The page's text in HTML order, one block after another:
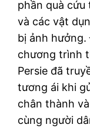
phần quà
và các vật
bị ảnh
chương trình
Persie đã
tương ái khi
chân thành
cùng người